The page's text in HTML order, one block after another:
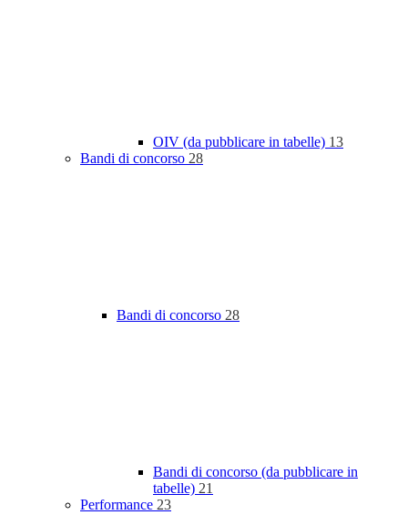
OIV (da pubblicare in tabelle) 13
Bandi di concorso 28
Bandi di concorso 28
Bandi di concorso (da pubblicare in
tabelle) 21
Performance 23